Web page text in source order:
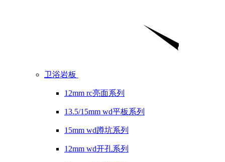
卫浴岩板
12mm rc亮面系列
13.5/15mm wd平板系列
15mm wd蹲坑系列
12mm wd开孔系列